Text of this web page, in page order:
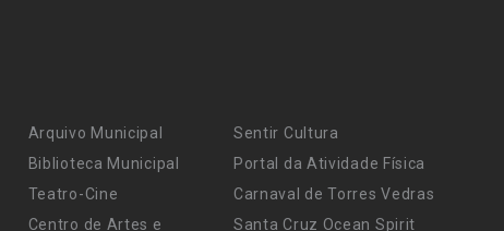
Arquivo Municipal
Biblioteca Municipal
Teatro-Cine
Centro de Artes e
Sentir Cultura
Portal da Atividade Física
Carnaval de Torres Vedras
Santa Cruz Ocean Spirit